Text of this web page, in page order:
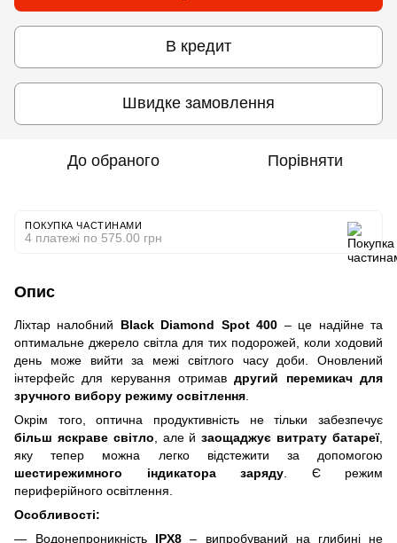
В кредит
Швидке замовлення
До обраного Порівняти
ПОКУПКА ЧАСТИНАМИ
4 платежі по 575.00 грн
Опис
Ліхтар налобний Black Diamond Spot 400 – це надійне та
оптимальне джерело світла для тих подорожей, коли ходовий
день може вийти за межі світлого часу доби. Оновлений
інтерфейс для керування отримавдругий перемикач для
зручного вибору режиму освітлення
Окрім того, оптична продуктивність не тільки забезпечує
більш яскраве світло , але йзаощаджує витрату батареї,
яку тепер можна легко відстежити за допомогою
шестирежимного індикатора заряду . Є режим
периферійного освітлення.
Особливості:
Водонепроникність IPX8 – випробуваний на глибині не